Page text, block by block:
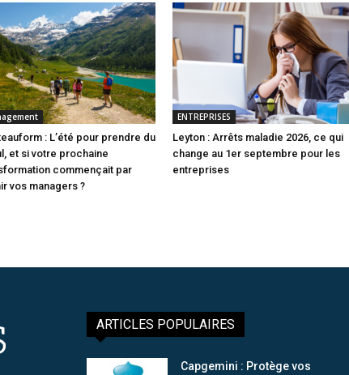
: L’été pour prendre du
et si votre prochaine
commençait par
vos managers ?
ENTREPRISES
Leyton : Arrêts maladie 2026, ce qui
change au 1er septembre pour les
entreprises
ARTICLES POPULAIRES
Capgemini : Protège vos